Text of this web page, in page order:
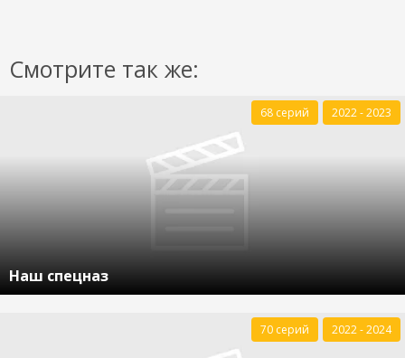
Смотрите так же:
Наш спецназ
68 серий 2022 - 2023
70 серий 2022 - 2024